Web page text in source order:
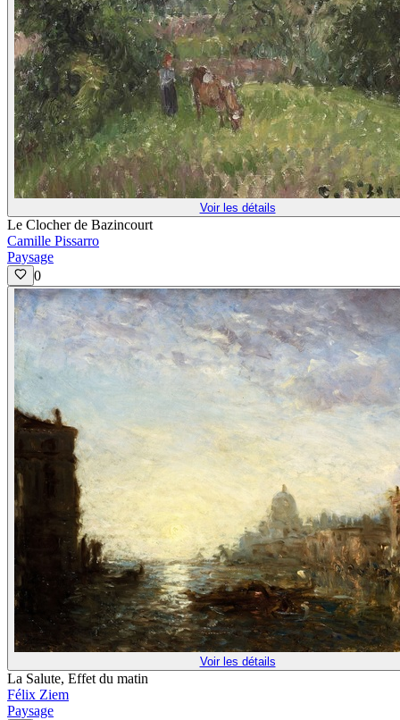
Voir les détails
Le Clocher de Bazincourt
Camille Pissarro
Paysage
0
Voir les détails
La Salute, Effet du matin
Félix Ziem
Paysage